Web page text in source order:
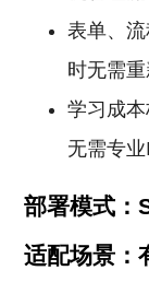
表单、
时无需重
学习成
无需专业
部署模式：
适配场景：